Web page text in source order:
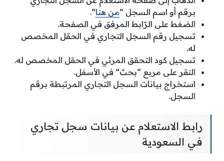
برقم أو اسم السجل “من هنا“.
الضغط على الرّابط المرفق في الصفحة.
تسجيل رقم السجل التجاري في الحقل المخصص
له.
تسجيل كود التحقق المرئي في الحقل المخصص له.
النقر على مربع “بحث” في الأسفل.
استخراج بيانات السجل التجاري المرتبطة برقم
السجل.
رابط الاستعلام عن بيانات سجل تجاري
في السعودية